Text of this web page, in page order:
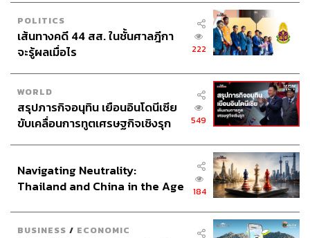
วัฒนธรรมของประเทศญี่ปุ่น
POLITICS
เส้นทางคดี 44 สส. ในชั้นศาลฎีกา
จะรู้ผลเมื่อไร
222
WORLD
สรุปภารกิจอนุทิน เยือนอินโดนีเซีย
ขับเคลื่อนการทูตเศรษฐกิจเชิงรุก
549
Navigating Neutrality:
Thailand and China in the Age
184
BUSINESS / ECONOMIC